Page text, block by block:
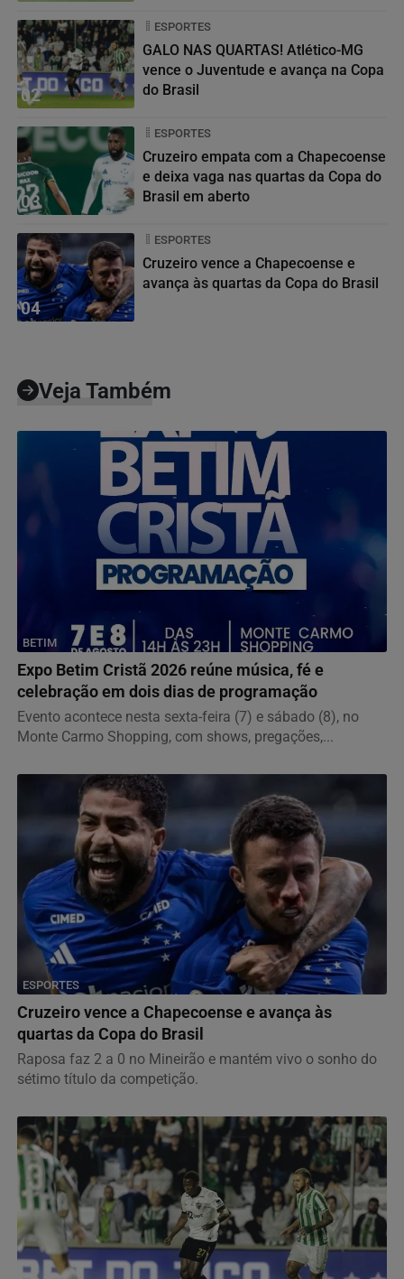
02
ESPORTES
GALO NAS QUARTAS! Atlético-MG
vence o Juventude e avança na Copa
do Brasil
03
ESPORTES
Cruzeiro empata com a Chapecoense
e deixa vaga nas quartas da Copa do
Brasil em aberto
04
ESPORTES
Cruzeiro vence a Chapecoense e
avança às quartas da Copa do Brasil
Veja Também
BETIM
Expo Betim Cristã 2026 reúne música, fé e
celebração em dois dias de programação
Evento acontece nesta sexta-feira (7) e sábado (8), no
Monte Carmo Shopping, com shows, pregações,...
ESPORTES
Cruzeiro vence a Chapecoense e avança às
quartas da Copa do Brasil
Raposa faz 2 a 0 no Mineirão e mantém vivo o sonho do
sétimo título da competição.